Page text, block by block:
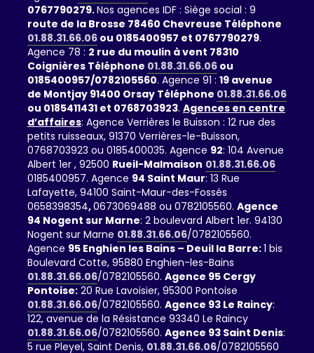
0767790279.Nos agences IDF : Siège social : 9
route de la Brosse 78460 Chevreuse Téléphone
01.88.31.66.06 ou 0185400957 et 0767790279.
Agence 78 : 2 rue du moulin à vent 78310
Coignières Téléphone 01.88.31.66.06 ou
0185400957/0782105560. Agence 91 : 19 avenue
de Montjay 91400 Orsay Téléphone 01.88.31.66.06
ou 0185411431 et 0768703923. Agences en centre
d’affaires: Agence Verrières le Buisson : 12 rue des
petits ruisseaux, 91370 Verrières-le-Buisson,
0768703923 ou 0185400035. Agence 92: 104 Avenue
Albert 1er , 92500 Rueil-Malmaison 01.88.31.66.06
0185400957. Agence 94 Saint Maur: 13 Rue
Lafayette, 94100 Saint-Maur-des-Fossés
0658398354,0673069488 ou 0782105560. Agence
94 Nogent sur Marne: 2 boulevard Albert 1er. 94130
Nogent sur Marne 01.88.31.66.06/0782105560.
Agence 95 Enghien les Bains – Deuil la Barre:1 bis
Boulevard Cotte, 95880 Enghien-les-Bains
01.88.31.66.06/0782105560. Agence 95 Cergy
Pontoise: 20 Rue Lavoisier, 95300 Pontoise
01.88.31.66.06/0782105560. Agence 93 Le Raincy:
122, avenue de la Résistance 93340 Le Raincy
01.88.31.66.06/0782105560. Agence 93 Saint Denis:
5 rue Pleyel, Saint Denis, 01.88.31.66.06/0782105560